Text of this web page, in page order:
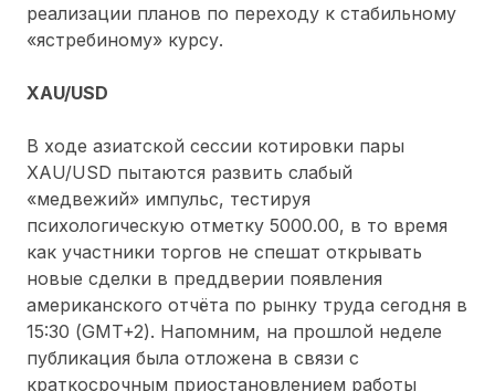
реализации планов по переходу к стабильному
«ястребиному» курсу.
XAU/USD
В ходе азиатской сессии котировки пары
XAU/USD пытаются развить слабый
«медвежий» импульс, тестируя
психологическую отметку 5000.00, в то время
как участники торгов не спешат открывать
новые сделки в преддверии появления
американского отчёта по рынку труда сегодня в
15:30 (GMT+2). Напомним, на прошлой неделе
публикация была отложена в связи с
краткосрочным приостановлением работы